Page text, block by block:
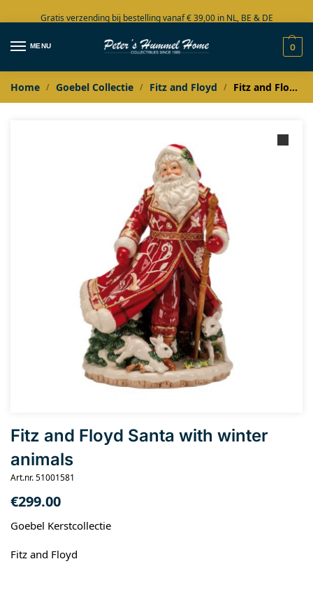
Gratis verzending bij bestelling vanaf € 39,00 in NL, BE & DE
Grote collectie in voorraad
MENU 0
Home / Goebel Collectie / Fitz and Floyd / Fitz and Floyd Santa with winter animals
Fitz and Floyd Santa with winter
animals
Art.nr. 51001581
€299.00
Goebel Kerstcollectie
Fitz and Floyd